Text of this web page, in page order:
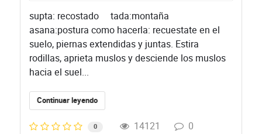
supta: recostado tada:montaña
asana:postura como hacerla: recuestate en el
suelo, piernas extendidas y juntas. Estira
rodillas, aprieta muslos y desciende los muslos
hacia el suel...
Continuar leyendo
0 14121
0